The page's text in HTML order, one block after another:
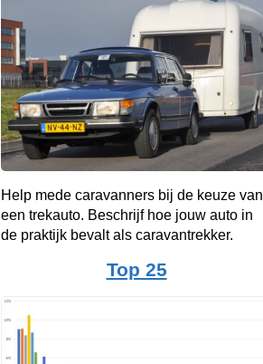
Help mede caravanners bij de keuze van
een trekauto. Beschrijf hoe jouw auto in
de praktijk bevalt als caravantrekker.
Top 25